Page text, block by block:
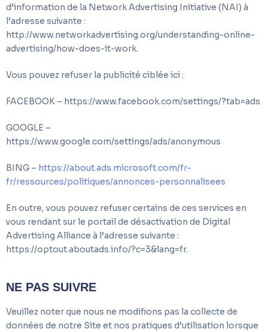
d’information de la Network Advertising Initiative (NAI) à
l’adresse suivante :
http://www.networkadvertising.org/understanding-online-
advertising/how-does-it-work.
Vous pouvez refuser la publicité ciblée ici :
FACEBOOK – https://www.facebook.com/settings/?tab=ads
GOOGLE –
https://www.google.com/settings/ads/anonymous
BING – https://about.ads.microsoft.com/fr-
fr/ressources/politiques/annonces-personnalisees
En outre, vous pouvez refuser certains de ces services en
vous rendant sur le portail de désactivation de Digital
Advertising Alliance à l’adresse suivante :
https://optout.aboutads.info/?c=3&lang=fr.
NE PAS SUIVRE
Veuillez noter que nous ne modifions pas la collecte de
données de notre Site et nos pratiques d’utilisation lorsque